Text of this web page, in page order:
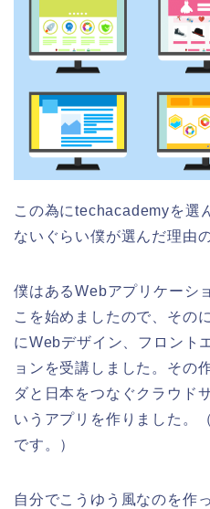
この為にtechacademyを選
ないぐらい僕が選んだ理由
僕はあるWebアプリケーシ
こを始めましたので、その
にWebデザイン、フロント
ョンを受講しました。その
ダと日本をつなぐクラウド
いうアプリを作りました。
です。）
自分でこうゆう風なのを作